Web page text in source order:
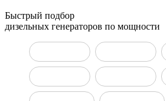
Быстрый подбор
дизельных генераторов по мощности